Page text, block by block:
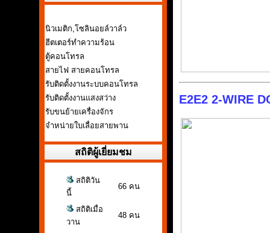
นิวเมติก,โซลินอยล์วาล์ว
ฮีตเตอร์ทำความร้อน
ตู้คอนโทรล
สายไฟ สายคอนโทรล
รับติดตั้งงานระบบคอนโทรล
รับติดตั้งงานแสงสว่าง
รับขนย้ายเครื่องจักร
จำหน่ายใบเลื่อยสายพาน
สถิติผู้เยี่ยมชม
สถิติวัน
นี้
66 คน
สถิติเมื่อ
วาน
48 คน
E2E2 2-WIRE